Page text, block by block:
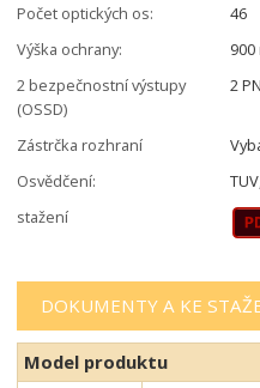
Počet optických os:
46
Výška ochrany:
900
2 bezpečnostní výstupy
(OSSD)
2
Zástrčka rozhraní
Osvědčení:
stažení
DOKUMENTY A KE
Model produktu